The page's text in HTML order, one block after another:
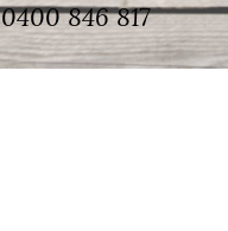
846 817